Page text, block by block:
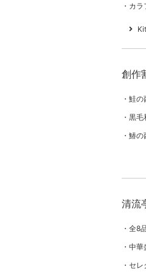
カラ
創作
鮭の
黒毛
鰆の
清流
全8
中華
セレ